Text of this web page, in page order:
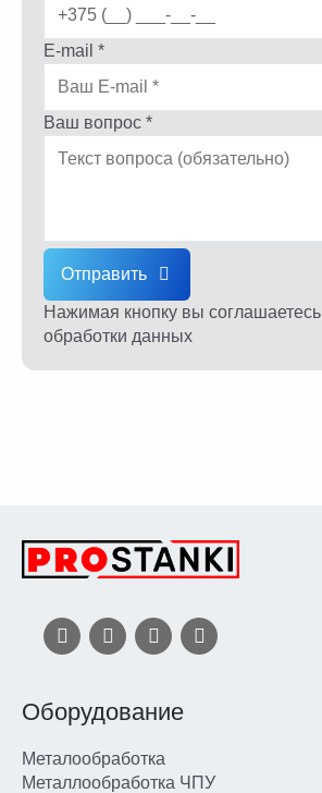
E-mail *
Ваш вопрос *
Отправить
Нажимая кнопку вы соглашаетесь
обработки данных
Оборудование
Металообработка
Металлообработка ЧПУ